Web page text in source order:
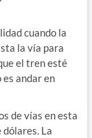
cuando la
la vía para
el tren esté
andar en
de vías en esta
La